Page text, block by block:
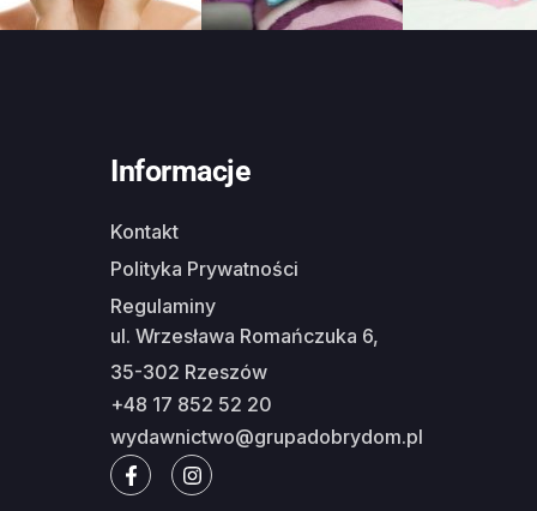
Informacje
Kontakt
Polityka Prywatności
Regulaminy
ul. Wrzesława Romańczuka 6,
35-302 Rzeszów
+48 17 852 52 20
wydawnictwo@grupadobrydom.pl